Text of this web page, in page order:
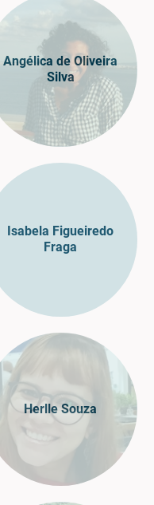
Angélica de Oliveira
Silva
Isabela Figueiredo
Fraga
Herlle Souza